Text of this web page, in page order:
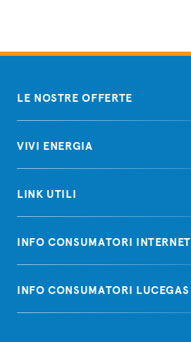
LE NOSTRE OFFERTE
VIVI ENERGIA
LINK UTILI
INFO CONSUMATORI INTERNET
INFO CONSUMATORI LUCEGAS